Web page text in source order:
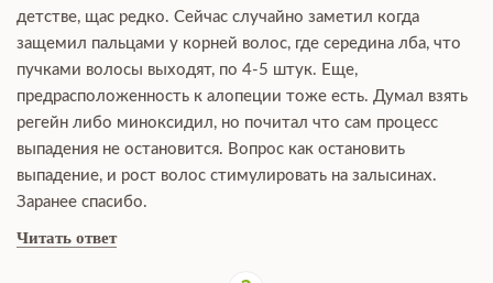
детстве, щас редко. Сейчас случайно заметил когда
защемил пальцами у корней волос, где середина лба, что
пучками волосы выходят, по 4-5 штук. Еще,
предрасположенность к алопеции тоже есть. Думал взять
регейн либо миноксидил, но почитал что сам процесс
выпадения не остановится. Вопрос как остановить
выпадение, и рост волос стимулировать на залысинах.
Заранее спасибо.
Читать ответ